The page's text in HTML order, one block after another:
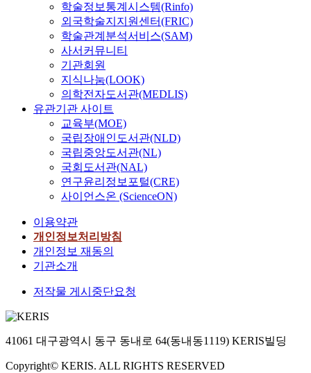
학술정보통계시스템(Rinfo)
외국학술지지원센터(FRIC)
학술관계분석서비스(SAM)
사서커뮤니티
기관회원
지식나눔(LOOK)
의학전자도서관(MEDLIS)
유관기관 사이트
교육부(MOE)
국립장애인도서관(NLD)
국립중앙도서관(NL)
국회도서관(NAL)
연구윤리정보포털(CRE)
사이언스온 (ScienceON)
이용약관
개인정보처리방침
개인정보 재동의
기관소개
저작물 게시중단요청
41061 대구광역시 동구 동내로 64(동내동1119) KERIS빌딩
Copyright© KERIS. ALL RIGHTS RESERVED